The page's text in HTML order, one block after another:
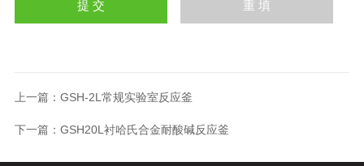
上一篇： GSH-2L常规实验室反应釜
下一篇： GSH20L衬哈氏合金耐酸碱反应釜